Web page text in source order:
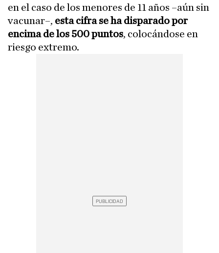
en el caso de los menores de 11 años –aún sin
vacunar–, esta cifra se ha disparado por
encima de los 500 puntos, colocándose en
riesgo extremo.